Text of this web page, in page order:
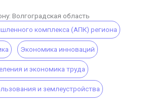
Волгоградская область
комплекса (АПК) региона
Экономика инноваций
и экономика труда
и землеустройства